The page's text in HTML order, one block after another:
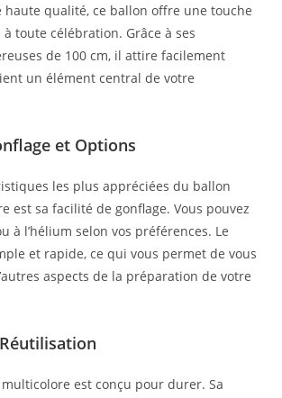
qualité, ce ballon offre une touche
toute célébration. Grâce à ses
de 100 cm, il attire facilement
un élément central de votre
et Options
les plus appréciées du ballon
est sa facilité de gonflage. Vous pouvez
à l’hélium selon vos préférences. Le
et rapide, ce qui vous permet de vous
aspects de la préparation de votre
est conçu pour durer. Sa